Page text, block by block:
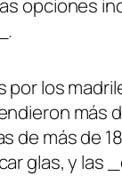
opciones
por los
más
de más de
glas, y las